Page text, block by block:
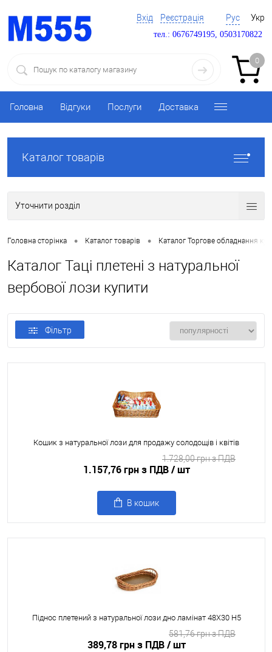
Вхід Реєстрація Рус Укр
тел.: 0676749195, 0503170822
0
Головна Відгуки Послуги Доставка
Каталог товарів
Уточнити розділ
Головна сторінка • Каталог товарів • Каталог Торгове обладнання
Каталог Таці плетені з натуральної
вербової лози купити
Фільтр
Кошик з натуральної лози для продажу солодощів і квітів
1.157,76 грн з ПДВ/ шт
1.728,00 грн з ПДВ
В кошик
Піднос плетений з натуральної лози дно ламінат 48X30 H5
389,78 грн з ПДВ/ шт
581,76 грн з ПДВ